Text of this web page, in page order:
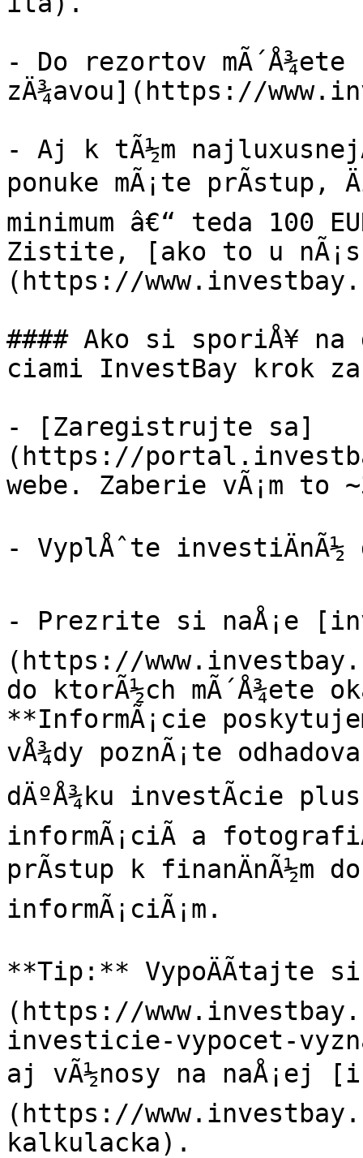
- Do rezortov
zÄ¾avou](https://
- Aj k tÃ½m
ponuke mÃ¡te prÃ­stup,
minimum â€“ teda 100
Zistite, [ako to u
(https://
#### Ako si sporiÅ¥ na
ciami InvestBay krok za
- [Zaregistrujte sa]
(https://
webe. Zaberie vÃ¡m to
- VyplÅˆte investiÄnÃ½
- Prezrite si naÅ¡e
(https://
do ktorÃ½ch mÃ´Å¾ete
**InformÃ¡cie
vÅ¾dy poznÃ¡te
dÄºÅ¾ku investÃ­cie plus
informÃ¡ciÃ­ a
prÃ­stup k finanÄnÃ½m
informÃ¡ciÃ¡m.
**Tip:** VypoÄÃ­tajte
(https://
investicie-vypocet-
aj vÃ½nosy na naÅ¡ej
(https://
kalkulacka).